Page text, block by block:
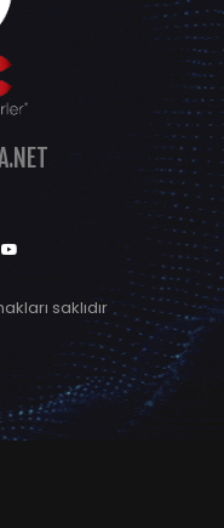
saklıdır